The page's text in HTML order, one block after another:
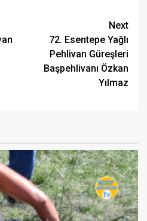
Next
72. Esentepe Yağlı
Pehlivan Güreşleri
Başpehlivanı Özkan
Yılmaz